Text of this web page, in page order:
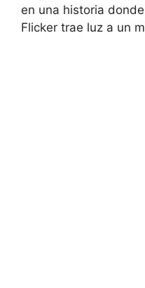
en una historia
Flicker trae luz a un